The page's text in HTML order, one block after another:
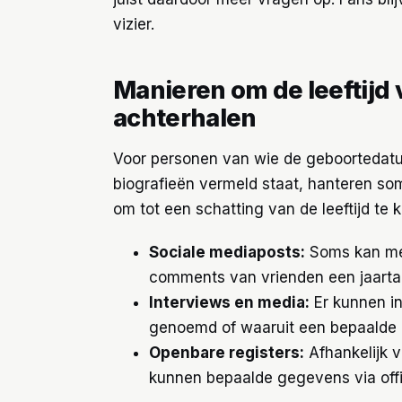
vizier.
Manieren om de leeftijd
achterhalen
Voor personen van wie de
biografieën vermeld staat, hanteren
om tot een schatting van de leeftijd te
Sociale mediaposts: Soms kan
comments van vrienden een
Interviews en media: Er kunnen
genoemd of waaruit een
Openbare registers: Afhankelijk
kunnen bepaalde gegevens via